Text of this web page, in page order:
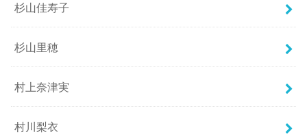
杉山佳寿子
杉山里穂
村上奈津実
村川梨衣